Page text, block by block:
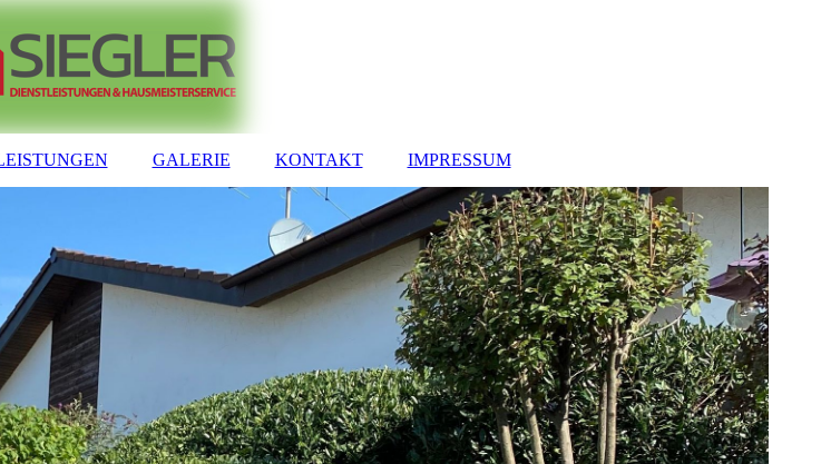
GALERIE KONTAKT IMPRESSUM